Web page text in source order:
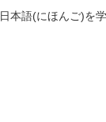
日本語(にほんご)を